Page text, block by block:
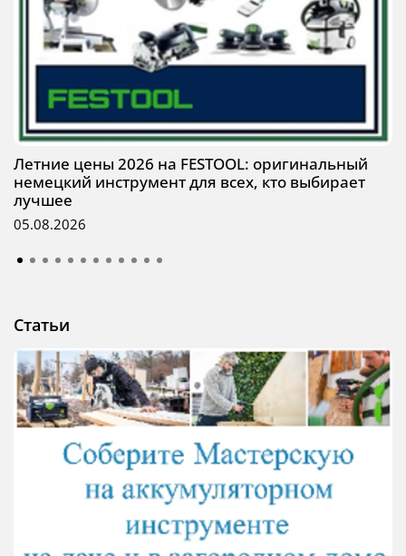
Летние цены 2026 на FESTOOL: оригинальный
немецкий инструмент для всех, кто выбирает
лучшее
05.08.2026
Статьи